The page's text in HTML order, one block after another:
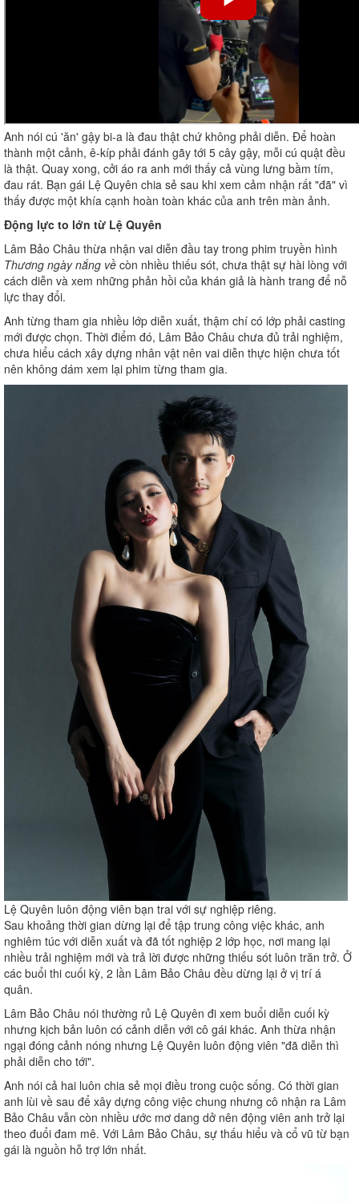
Anh nói cú 'ăn' gậy bi-a là đau thật chứ không phải diễn. Để hoàn
thành một cảnh, ê-kíp phải đánh gãy tới 5 cây gậy, mỗi cú quật đều
là thật. Quay xong, cởi áo ra anh mới thấy cả vùng lưng bầm tím,
đau rát. Bạn gái Lệ Quyên chia sẻ sau khi xem cảm nhận rất "đã" vì
thấy được một khía cạnh hoàn toàn khác của anh trên màn ảnh.
Động lực to lớn từ Lệ Quyên
Lâm Bảo Châu thừa nhận vai diễn đầu tay trong phim truyền hình
Thương ngày nắng về còn nhiều thiếu sót, chưa thật sự hài lòng với
cách diễn và xem những phản hồi của khán giả là hành trang để nỗ
lực thay đổi.
Anh từng tham gia nhiều lớp diễn xuất, thậm chí có lớp phải casting
mới được chọn. Thời điểm đó, Lâm Bảo Châu chưa đủ trải nghiệm,
chưa hiểu cách xây dựng nhân vật nên vai diễn thực hiện chưa tốt
nên không dám xem lại phim từng tham gia.
Lệ Quyên luôn động viên bạn trai với sự nghiệp riêng.
Sau khoảng thời gian dừng lại để tập trung công việc khác, anh
nghiêm túc với diễn xuất và đã tốt nghiệp 2 lớp học, nơi mang lại
nhiều trải nghiệm mới và trả lời được những thiếu sót luôn trăn trở. Ở
các buổi thi cuối kỳ, 2 lần Lâm Bảo Châu đều dừng lại ở vị trí á
quân.
Lâm Bảo Châu nói thường rủ Lệ Quyên đi xem buổi diễn cuối kỳ
nhưng kịch bản luôn có cảnh diễn với cô gái khác. Anh thừa nhận
ngại đóng cảnh nóng nhưng Lệ Quyên luôn động viên "đã diễn thì
phải diễn cho tới".
Anh nói cả hai luôn chia sẻ mọi điều trong cuộc sống. Có thời gian
anh lùi về sau để xây dựng công việc chung nhưng cô nhận ra Lâm
Bảo Châu vẫn còn nhiều ước mơ dang dở nên động viên anh trở lại
theo đuổi đam mê. Với Lâm Bảo Châu, sự thấu hiểu và cổ vũ từ bạn
gái là nguồn hỗ trợ lớn nhất.